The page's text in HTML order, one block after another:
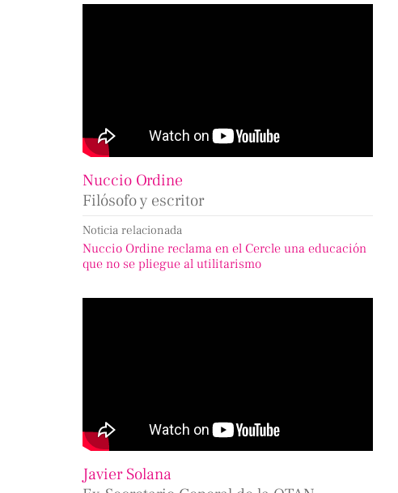
Nuccio Ordine
Filósofo y escritor
Noticia relacionada
Nuccio Ordine reclama en el Cercle una educación
que no se pliegue al utilitarismo
Javier Solana